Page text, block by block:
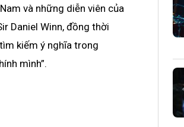
và những diễn viên của
Daniel Winn, đồng thời
kiếm ý nghĩa trong
mình”.